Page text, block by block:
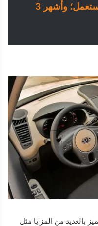
سعر كيا ريو مستعمل؛ وأشهر 3
بالعديد من المزايا مثل